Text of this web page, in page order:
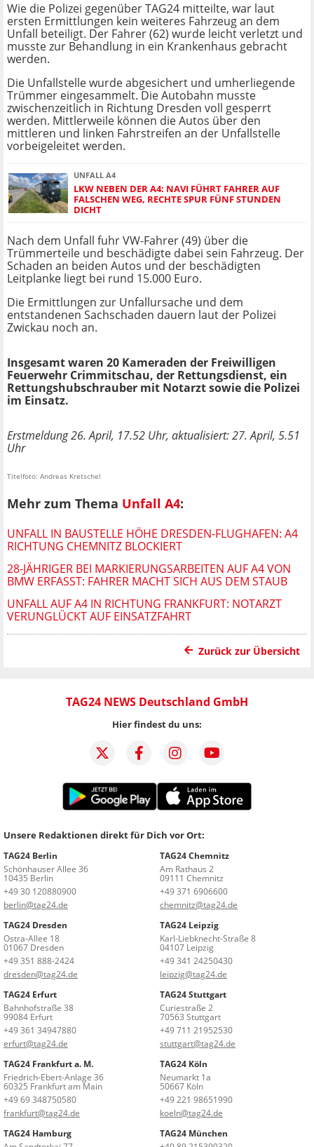
Wie die Polizei gegenüber TAG24 mitteilte, war laut
ersten Ermittlungen kein weiteres Fahrzeug an dem
Unfall beteiligt. Der Fahrer (62) wurde leicht verletzt und
musste zur Behandlung in ein Krankenhaus gebracht
werden.
Die Unfallstelle wurde abgesichert und umherliegende
Trümmer eingesammelt. Die Autobahn musste
zwischenzeitlich in Richtung Dresden voll gesperrt
werden. Mittlerweile können die Autos über den
mittleren und linken Fahrstreifen an der Unfallstelle
vorbeigeleitet werden.
UNFALL A4
LKW NEBEN DER A4: NAVI FÜHRT FAHRER AUF
FALSCHEN WEG, RECHTE SPUR FÜNF STUNDEN
DICHT
Nach dem Unfall fuhr VW-Fahrer (49) über die
Trümmerteile und beschädigte dabei sein Fahrzeug. Der
Schaden an beiden Autos und der beschädigten
Leitplanke liegt bei rund 15.000 Euro.
Die Ermittlungen zur Unfallursache und dem
entstandenen Sachschaden dauern laut der Polizei
Zwickau noch an.
Insgesamt waren 20 Kameraden der Freiwilligen
Feuerwehr Crimmitschau, der Rettungsdienst, ein
Rettungshubschrauber mit Notarzt sowie die Polizei
im Einsatz.
Erstmeldung 26. April, 17.52 Uhr, aktualisiert: 27. April, 5.51
Uhr
Titelfoto: Andreas Kretschel
Mehr zum Thema Unfall A4:
UNFALL IN BAUSTELLE HÖHE DRESDEN-FLUGHAFEN: A4
RICHTUNG CHEMNITZ BLOCKIERT
28-JÄHRIGER BEI MARKIERUNGSARBEITEN AUF A4 VON
BMW ERFASST: FAHRER MACHT SICH AUS DEM STAUB
UNFALL AUF A4 IN RICHTUNG FRANKFURT: NOTARZT
VERUNGLÜCKT AUF EINSATZFAHRT
Zurück zur Übersicht
TAG24 NEWS Deutschland GmbH
Hier findest du uns:
Unsere Redaktionen direkt für Dich vor Ort:
TAG24 Berlin
Schönhauser Allee 36
10435 Berlin
+49 30 120880900
berlin@tag24.de
TAG24 Chemnitz
Am Rathaus 2
09111 Chemnitz
+49 371 6906600
chemnitz@tag24.de
TAG24 Dresden
Ostra-Allee 18
01067 Dresden
+49 351 888-2424
dresden@tag24.de
TAG24 Leipzig
Karl-Liebknecht-Straße 8
04107 Leipzig
+49 341 24250430
leipzig@tag24.de
TAG24 Erfurt
Bahnhofstraße 38
99084 Erfurt
+49 361 34947880
erfurt@tag24.de
TAG24 Stuttgart
Curiestraße 2
70563 Stuttgart
+49 711 21952530
stuttgart@tag24.de
TAG24 Frankfurt a. M.
Friedrich-Ebert-Anlage 36
60325 Frankfurt am Main
+49 69 348750580
frankfurt@tag24.de
TAG24 Köln
Neumarkt 1a
50667 Köln
+49 221 98651990
koeln@tag24.de
TAG24 Hamburg
TAG24 München